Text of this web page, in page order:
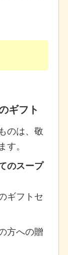
ギフト
のは、敬
。
のスープ
ギフトセ
方への贈